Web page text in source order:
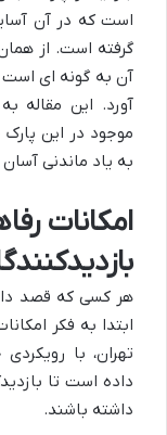
است که در آن
گرفته است. از
آن به گونه ای
آورد. این مقاله
موجود در این پارک
به یاد ماندنی
امکانات
هر کسی که قصد
ابتدا به فکر
تهران، با
داده است تا
داشته باشند.